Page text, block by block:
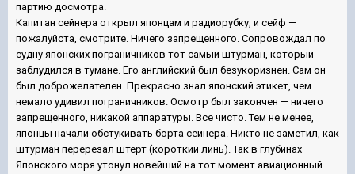
партию досмотра.
Капитан сейнера открыл японцам и радиорубку, и сейф —
пожалуйста, смотрите. Ничего запрещенного. Сопровождал по
судну японских пограничников тот самый штурман, который
заблудился в тумане. Его английский был безукоризнен. Сам он
был доброжелателен. Прекрасно знал японский этикет, чем
немало удивил пограничников. Осмотр был закончен — ничего
запрещенного, никакой аппаратуры. Все чисто. Тем не менее,
японцы начали обстукивать борта сейнера. Никто не заметил, как
штурман перерезал штерт (короткий линь). Так в глубинах
Японского моря утонул новейший на тот момент авиационный